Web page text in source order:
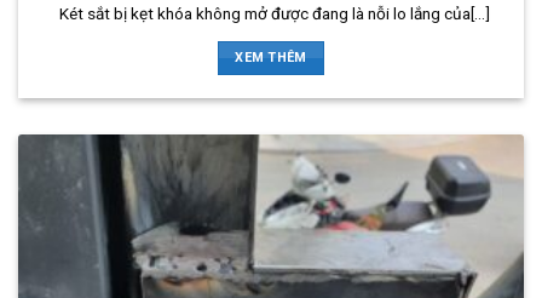
Két sắt bị kẹt khóa không mở được đang là nỗi lo lắng của[...]
XEM THÊM